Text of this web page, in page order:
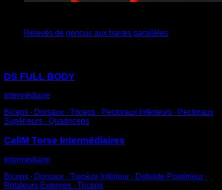
Relevés de genoux aux barres parallèles
DS FULL BODY
Intermédiaire
Biceps ∙ Dorsaux ∙ Triceps ∙ Pectoraux Inférieurs ∙ Pectoraux
Supérieurs ∙ Quadriceps
CaliM Torse Intermédiaires
Intermédiaire
Biceps ∙ Dorsaux ∙ Trapèze Inférieur ∙ Deltoïde Postérieur ∙
Rotateurs Externes ∙ Triceps